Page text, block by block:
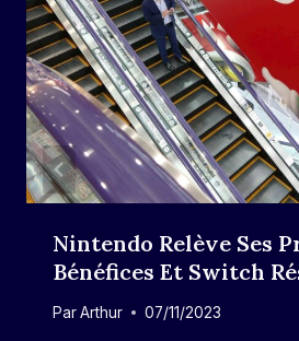
Nintendo Relève Ses
Bénéfices Et Switch
ParArthur 07/11/2023